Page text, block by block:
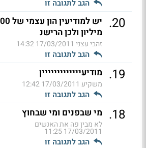
הגב לתגובה זו
20
.
יש למודיעין
מיליון ולכן הרישנ
זהבי עצני 17/03/2011 14:32
הגב לתגובה זו
19
. מודיעייייייייייייין
משקיע 17/03/2011 12:42
הגב לתגובה זו
18
. מי שבפנים ומי שבחוץ
לא מבין פה את האנשים
17/03/2011 11:25
הגב לתגובה זו